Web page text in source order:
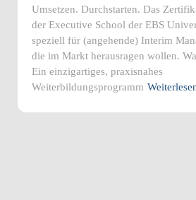
Umsetzen. Durchstarten. Das
der Executive School der EBS
speziell für (angehende) Interim
die im Markt herausragen wollen.
Ein einzigartiges, praxisnahes
Weiterbildungsprogramm